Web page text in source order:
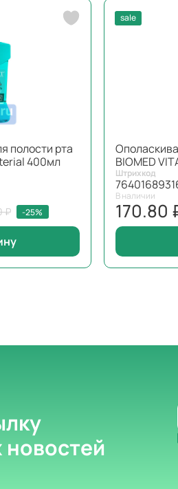
полости рта
400мл
₽ -25%
sale
BIOMED
Штрихкод
В наличии
170.80
новостей